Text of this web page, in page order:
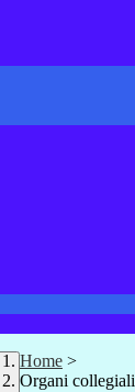
Home >
Organi collegiali